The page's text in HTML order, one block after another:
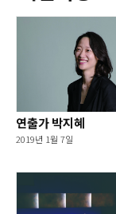
연출가 박지혜
2019년 1월 7일